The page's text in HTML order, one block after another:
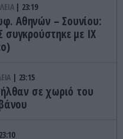
23:19
Αθηνών – Σουνίου:
με ΙΧ
23:15
σε χωριό του
23:10